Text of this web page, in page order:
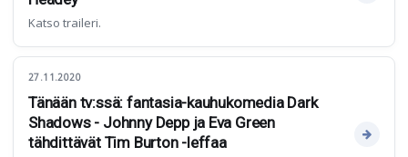
Katso traileri.
27.11.2020
Tänään tv:ssä: fantasia-kauhukomedia Dark
Shadows - Johnny Depp ja Eva Green
tähdittävät Tim Burton -leffaa